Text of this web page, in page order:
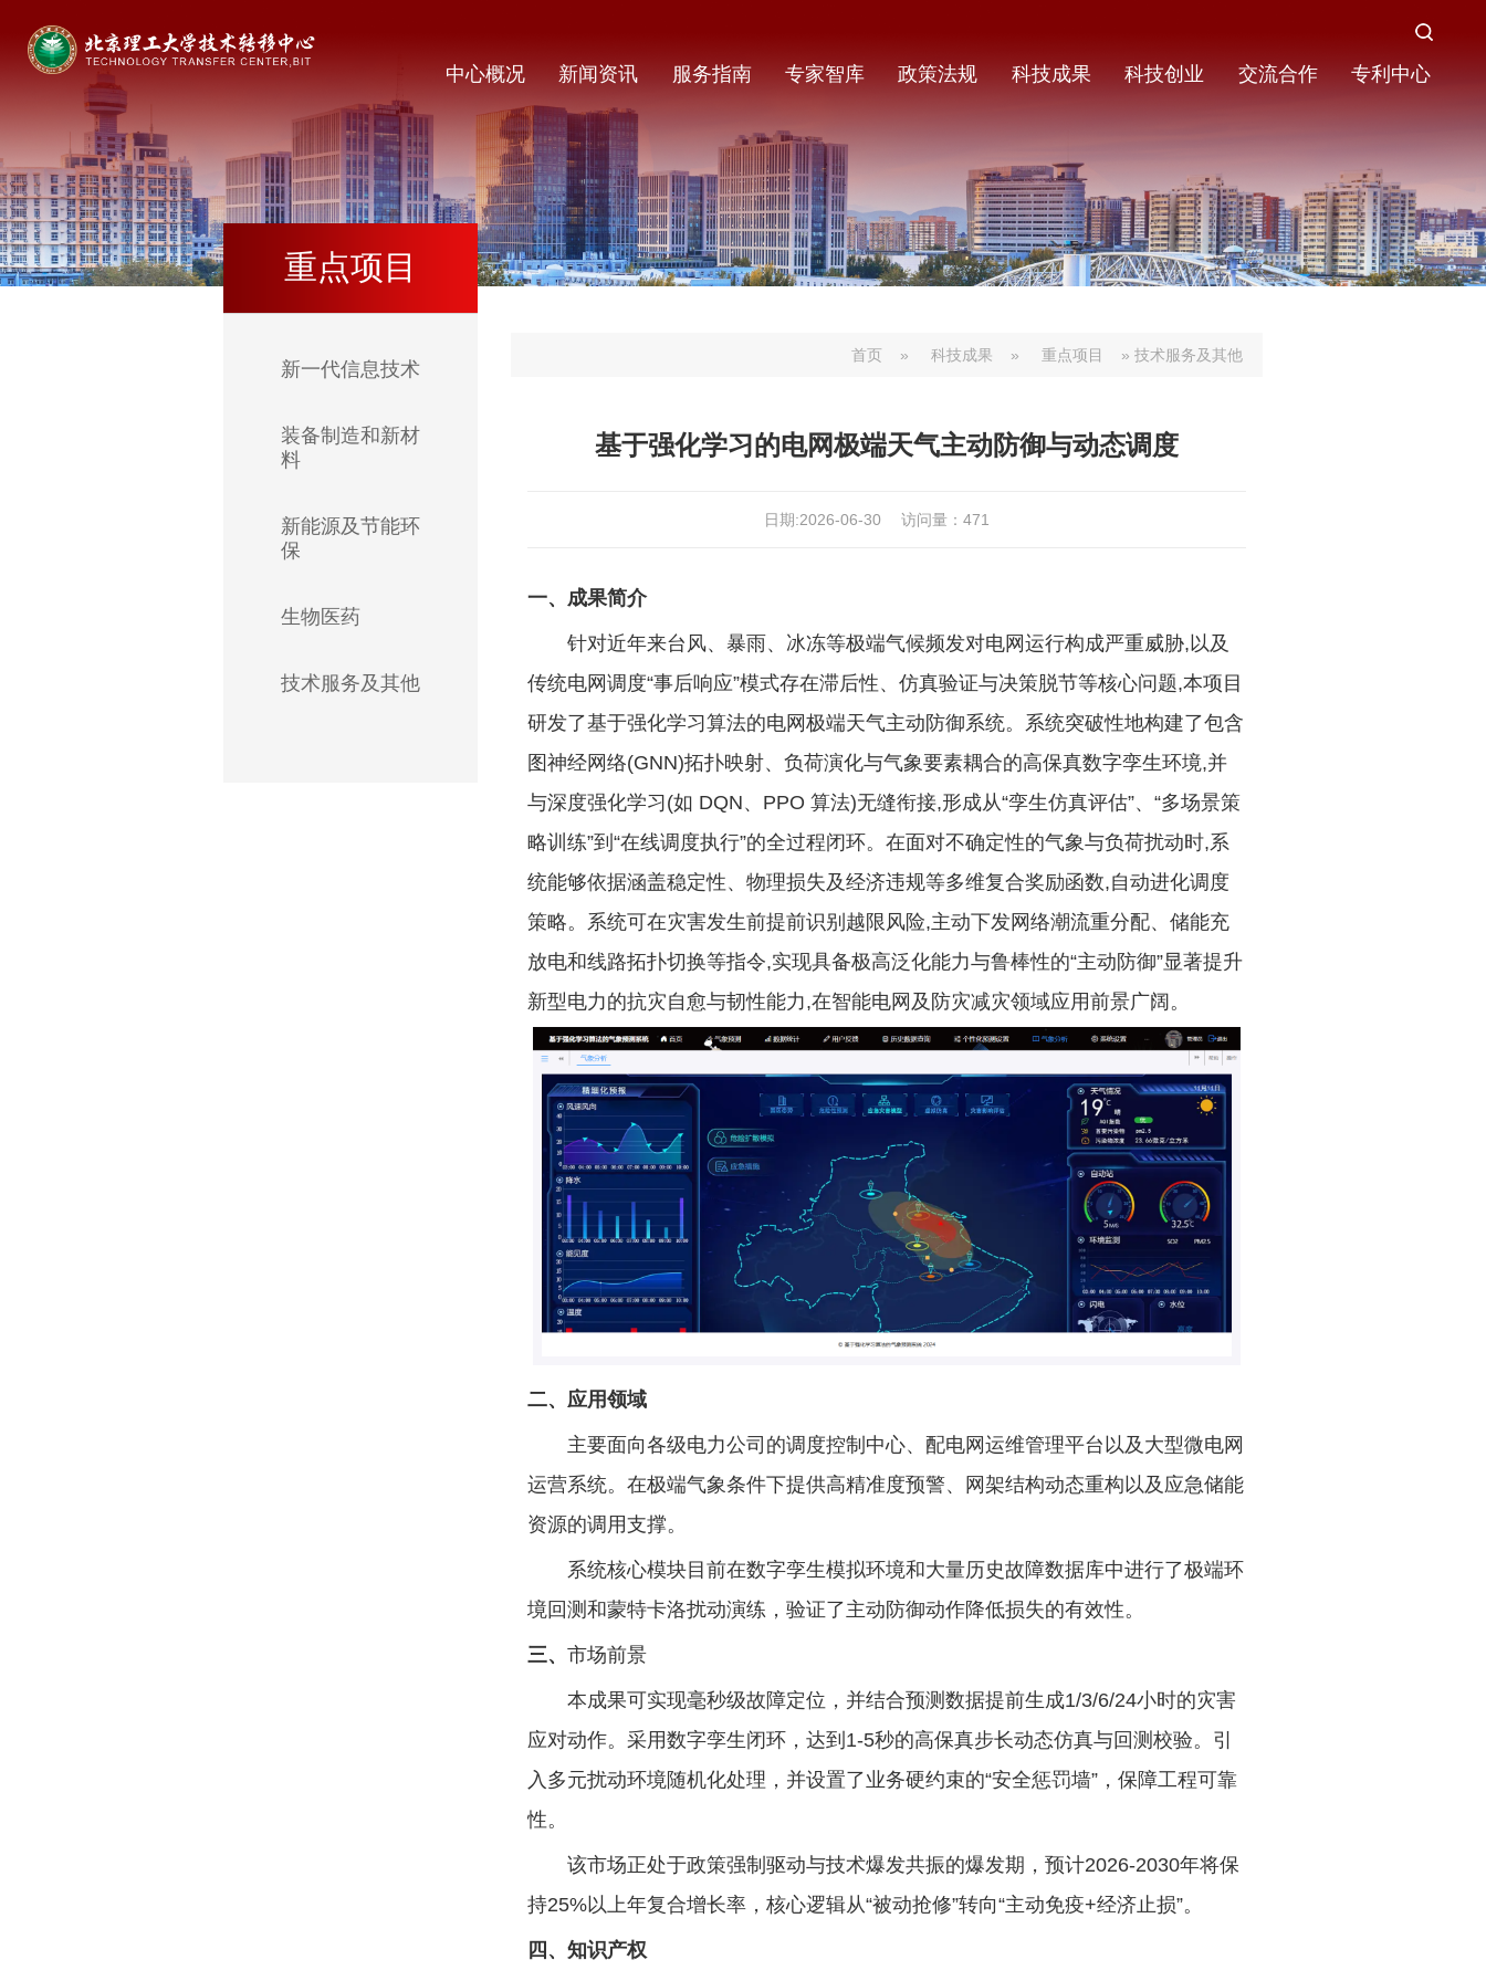
中心概况 新闻资讯 服务指南 专家智库 政策法规 科技成果 科技创业 交流合作 专利中心
重点项目
新一代信息技术
装备制造和新材
料
新能源及节能环
保
生物医药
技术服务及其他
首页 » 科技成果 » 重点项目 » 技术服务及其他
基于强化学习的电网极端天气主动防御与动态调度
日期:2026-06-30 访问量： 471
一、 成果简介
针对近年来台风、暴雨、冰冻等极端气候频发对电网运行构成严重威胁,以及
传统电网调度“事后响应”模式存在滞后性、仿真验证与决策脱节等核心问题,本项目
研发了基于强化学习算法的电网极端天气主动防御系统。系统突破性地构建了包含
图神经网络(GNN)拓扑映射、负荷演化与气象要素耦合的高保真数字孪生环境,并
与深度强化学习(如 DQN、PPO 算法)无缝衔接,形成从“孪生仿真评估”、“多场景策
略训练”到“在线调度执行”的全过程闭环。在面对不确定性的气象与负荷扰动时,系
统能够依据涵盖稳定性、物理损失及经济违规等多维复合奖励函数,自动进化调度
策略。系统可在灾害发生前提前识别越限风险,主动下发网络潮流重分配、储能充
放电和线路拓扑切换等指令,实现具备极高泛化能力与鲁棒性的“主动防御”显著提升
新型电力的抗灾自愈与韧性能力,在智能电网及防灾减灾领域应用前景广阔。
二、应用领域
主要面向各级电力公司的调度控制中心、配电网运维管理平台以及大型微电网
运营系统。在极端气象条件下提供高精准度预警、网架结构动态重构以及应急储能
资源的调用支撑。
系统核心模块目前在数字孪生模拟环境和大量历史故障数据库中进行了极端环
境回测和蒙特卡洛扰动演练，验证了主动防御动作降低损失的有效性。
三、 市场前景
本成果可实现毫秒级故障定位，并结合预测数据提前生成1/3/6/24小时的灾害
应对动作。采用数字孪生闭环，达到1-5秒的高保真步长动态仿真与回测校验。引
入多元扰动环境随机化处理，并设置了业务硬约束的“安全惩罚墙”，保障工程可靠
性。
该市场正处于‌政策强制驱动与技术爆发共振的爆发期‌，预计2026-2030年将保
持‌25%以上年复合增长率‌，核心逻辑从“被动抢修”转向“主动免疫+经济止损”。‌‌
四、知识产权